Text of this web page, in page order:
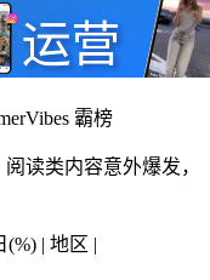
霸榜
读类内容意外爆发，
(%) | 地区 |